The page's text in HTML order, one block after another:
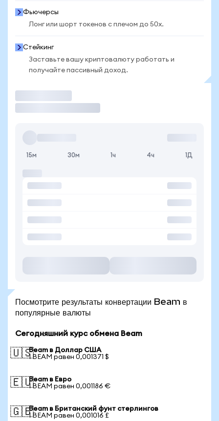
Фьючерсы
Лонг или шорт токенов с плечом до 50x.
Стейкинг
Заставьте вашу криптовалюту работать и
получайте пассивный доход.
15м 30м 1ч 4ч 1Д
Посмотрите результаты конвертации Beam в
популярные валюты
Сегодняшний курс обмена Beam
🇺🇸Beam в Доллар США
1 BEAM равен 0,001371 $
🇪🇺Beam в Евро
1 BEAM равен 0,001186 €
🇬🇧Beam в Британский фунт стерлингов
1 BEAM равен 0,001016 £